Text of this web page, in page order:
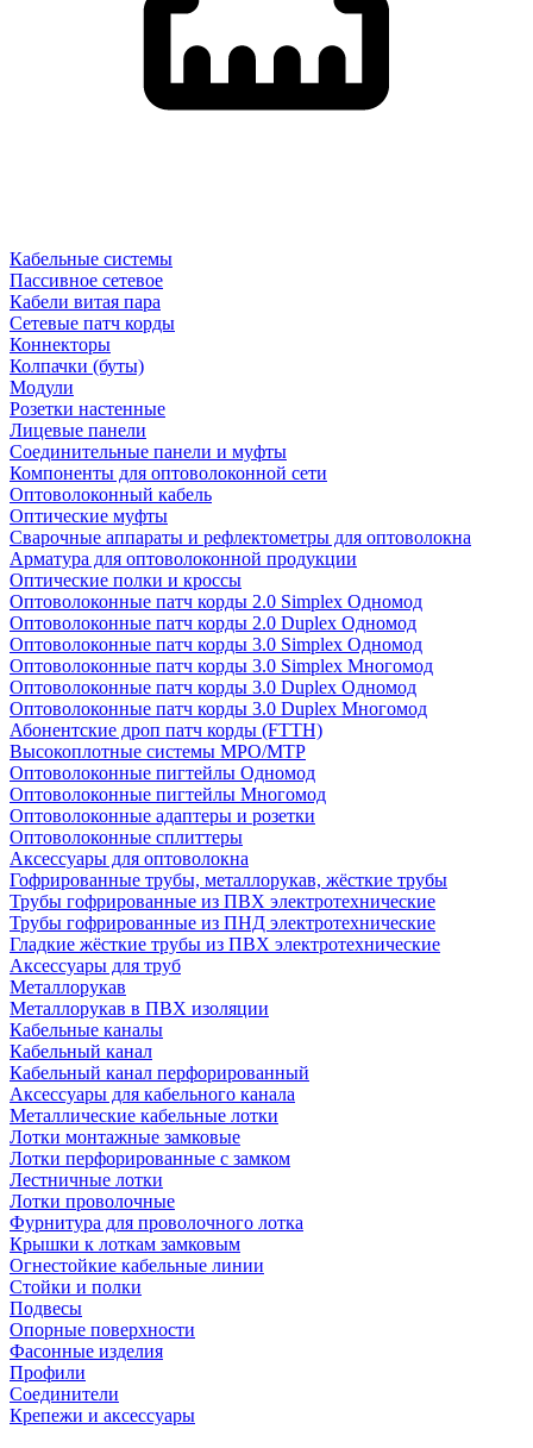
Кабельные системы
Пассивное сетевое
Кабели витая пара
Сетевые патч корды
Коннекторы
Колпачки (буты)
Модули
Розетки настенные
Лицевые панели
Соединительные панели и муфты
Компоненты для оптоволоконной сети
Оптоволоконный кабель
Оптические муфты
Сварочные аппараты и рефлектометры для оптоволокна
Арматура для оптоволоконной продукции
Оптические полки и кроссы
Оптоволоконные патч корды 2.0 Simplex Одномод
Оптоволоконные патч корды 2.0 Duplex Одномод
Оптоволоконные патч корды 3.0 Simplex Одномод
Оптоволоконные патч корды 3.0 Simplex Многомод
Оптоволоконные патч корды 3.0 Duplex Одномод
Оптоволоконные патч корды 3.0 Duplex Многомод
Абонентские дроп патч корды (FTTH)
Высокоплотные системы MPO/MTP
Оптоволоконные пигтейлы Одномод
Оптоволоконные пигтейлы Многомод
Оптоволоконные адаптеры и розетки
Оптоволоконные сплиттеры
Аксессуары для оптоволокна
Гофрированные трубы, металлорукав, жёсткие трубы
Трубы гофрированные из ПВХ электротехнические
Трубы гофрированные из ПНД электротехнические
Гладкие жёсткие трубы из ПВХ электротехнические
Аксессуары для труб
Металлорукав
Металлорукав в ПВХ изоляции
Кабельные каналы
Кабельный канал
Кабельный канал перфорированный
Аксессуары для кабельного канала
Металлические кабельные лотки
Лотки монтажные замковые
Лотки перфорированные с замком
Лестничные лотки
Лотки проволочные
Фурнитура для проволочного лотка
Крышки к лоткам замковым
Огнестойкие кабельные линии
Стойки и полки
Подвесы
Опорные поверхности
Фасонные изделия
Профили
Соединители
Крепежи и аксессуары